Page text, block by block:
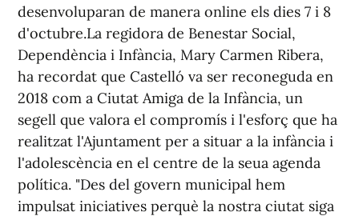
desenvoluparan de manera online els dies 7 i 8
d'octubre.La regidora de Benestar Social,
Dependència i Infància, Mary Carmen Ribera,
ha recordat que Castelló va ser reconeguda en
2018 com a Ciutat Amiga de la Infància, un
segell que valora el compromís i l'esforç que ha
realitzat l'Ajuntament per a situar a la infància i
l'adolescència en el centre de la seua agenda
política. "Des del govern municipal hem
impulsat iniciatives perquè la nostra ciutat siga